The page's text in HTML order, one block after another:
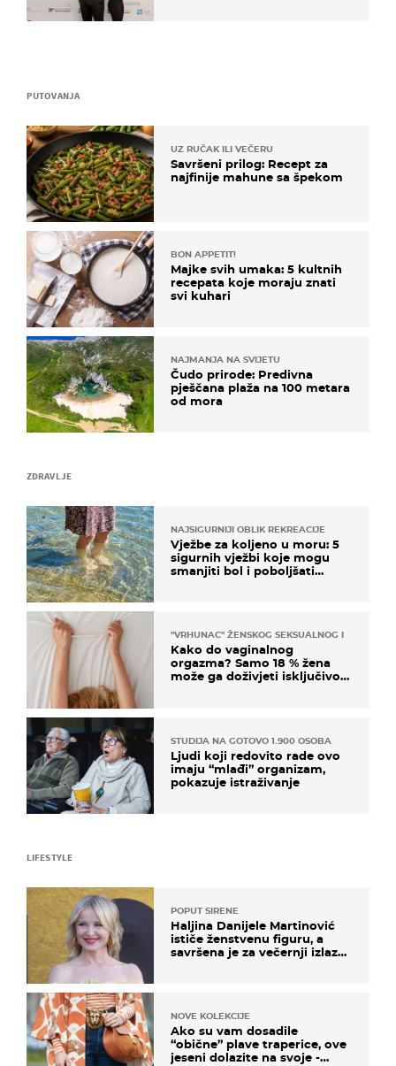
ZDRAVLJE
NAJSIGURNIJI OBLIK REKREACIJE
Vježbe za koljeno u moru: 5
sigurnih vježbi koje mogu
smanjiti bol i poboljšati
"VRHUNAC" ŽENSKOG SEKSUALNOG ISKUSTVA
Kako do vaginalnog
orgazma? Samo 18 % žena
može ga doživjeti isključivo
STUDIJA NA GOTOVO 1.900 OSOBA
Ljudi koji redovito rade ovo
imaju “mlađi” organizam,
pokazuje istraživanje
PUTOVANJA
UZ RUČAK ILI VEČERU
Savršeni prilog: Recept za
najfinije mahune sa špekom
BON APPETIT!
Majke svih umaka: 5 kultnih
recepata koje moraju znati
svi kuhari
NAJMANJA NA SVIJETU
Čudo prirode: Predivna
pješčana plaža na 100 metara
od mora
LIFESTYLE
POPUT SIRENE
Haljina Danijele Martinović
ističe ženstvenu figuru, a
savršena je za večernji izlazak
NOVE KOLEKCIJE
Ako su vam dosadile
“obične” plave traperice, ove
jeseni dolazite na svoje -